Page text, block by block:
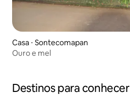
Casa ⋅ Sontecomapan
Ouro e mel
Destinos para conhecer